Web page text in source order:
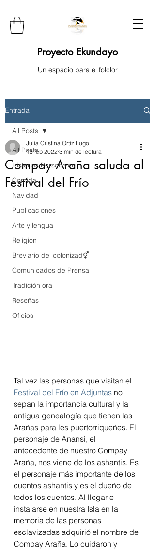
Proyecto Ekundayo
Un espacio para el folclor
Entrada
All Posts
Historias Personales
Comida
Navidad
Publicaciones
Arte y lengua
Religión
Breviario del colonizad⚥
Comunicados de Prensa
Tradición oral
Reseñas
Oficios
All Posts
Compay Araña saluda al
Festival del Frío
Julia Cristina Ortiz Lugo
13 feb 2022 3 min de lectura
Tal vez las personas que visitan el
Festival del Frío en Adjuntas no
sepan la importancia cultural y la
antigua genealogía que tienen las
Arañas para les puertorriqueñes. El
personaje de Anansi, el
antecedente de nuestro Compay
Araña, nos viene de los ashantis. Es
el personaje más importante de los
cuentos ashantis y es el dueño de
todos los cuentos. Al llegar e
instalarse en nuestra Isla en la
memoria de las personas
esclavizadas adquirió el nombre de
Compay Araña. Lo cuidaron y